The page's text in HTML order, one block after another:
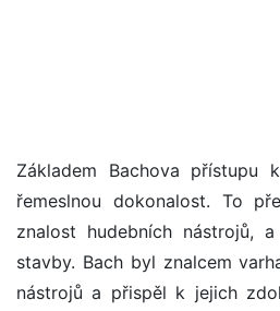
Základem Bachova přístupu
řemeslnou dokonalost. To
znalost hudebních nástrojů,
stavby. Bach byl znalcem
nástrojů a přispěl k jejich